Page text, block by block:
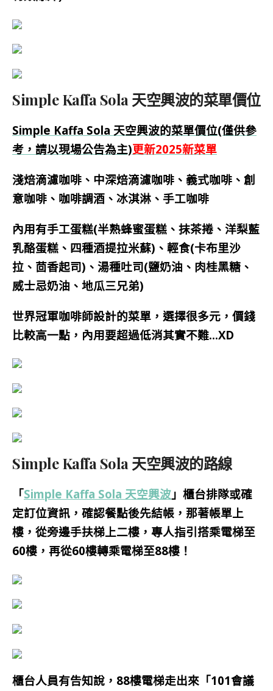
Simple Kaffa Sola 天空興波的菜單價位
Simple Kaffa Sola 天空興波的菜單價位(僅供參
考，請以現場公告為主)更新2025新菜單
淺焙滴濾咖啡、中深焙滴濾咖啡、義式咖啡、創
意咖啡、咖啡調酒、冰淇淋、手工咖啡
內用有手工蛋糕(半熟蜂蜜蛋糕、抹茶捲、洋梨藍
乳酪蛋糕、四種酒提拉米蘇)、輕食(卡布里沙
拉、茴香起司)、湯種吐司(鹽奶油、肉桂黑糖、
威士忌奶油、地瓜三兄弟)
世界冠軍咖啡師設計的菜單，選擇很多元，價錢
比較高一點，內用要超過低消其實不難…XD
Simple Kaffa Sola 天空興波的路線
「Simple Kaffa Sola 天空興波 」櫃台排隊或確
定訂位資訊，確認餐點後先結帳，那著帳單上
樓，從旁邊手扶梯上二樓，專人指引搭乘電梯至
60樓，再從60樓轉乘電梯至88樓！
櫃台人員有告知說，88樓電梯走出來「101會議